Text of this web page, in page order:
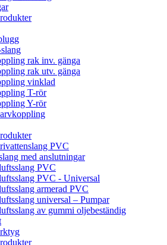
rak inv. gänga
rak utv. gänga
vinklad
T-rör
Y-rör
PVC
med anslutningar
PVC
PVC - Universal
armerad PVC
universal – Pumpar
av gummi oljebeständig